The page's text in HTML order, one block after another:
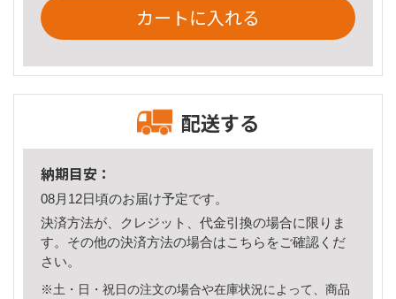
カートに入れる
配送する
納期目安：
08月12日頃のお届け予定です。
決済方法が、クレジット、代金引換の場合に限りま
す。その他の決済方法の場合はこちら をご確認くだ
さい。
※土・日・祝日の注文の場合や在庫状況によって、商品